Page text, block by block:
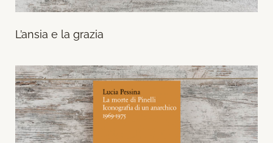
L’ansia e la grazia